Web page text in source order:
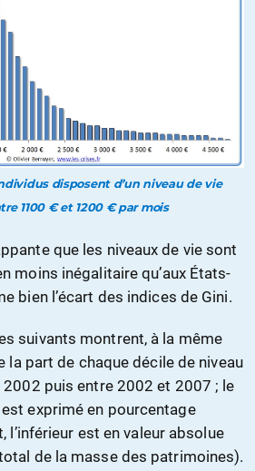
disposent d’un niveau de vie
1100 € et 1200 € par mois
que les niveaux de vie sont
moins inégalitaire qu’aux États-
bien l’écart des indices de Gini.
suivants montrent, à la même
la part de chaque décile de niveau
puis entre 2002 et 2007 ; le
exprimé en pourcentage
l’inférieur est en valeur absolue
de la masse des patrimoines).